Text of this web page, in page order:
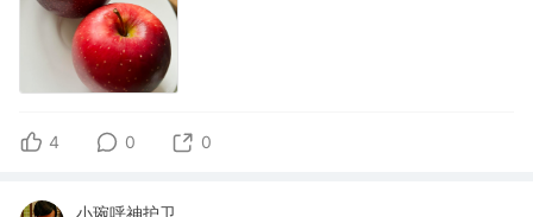
4 0 0
小琬呼神护卫